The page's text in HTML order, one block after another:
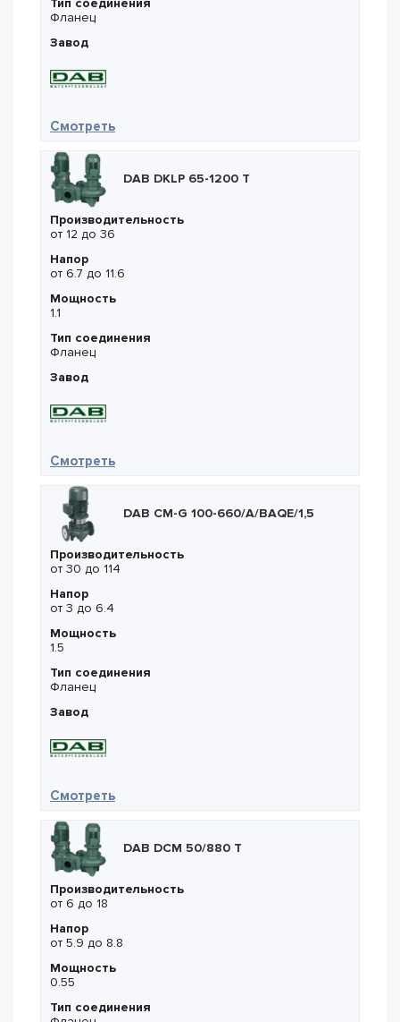
Тип соединения
Фланец
Завод
Смотреть— DAB NKM-G 200-330/310/55/4
DAB DKLP 65-1200 T
Производительность
от 12 до 36
Напор
от 6.7 до 11.6
Мощность
1.1
Тип соединения
Фланец
Завод
Смотреть— DAB DKLP 65-1200 T
DAB CM-G 100-660/A/BAQE/1,5
Производительность
от 30 до 114
Напор
от 3 до 6.4
Мощность
1.5
Тип соединения
Фланец
Завод
Смотреть— DAB CM-G 100-660/A/BAQE/1,5
DAB DCM 50/880 T
Производительность
от 6 до 18
Напор
от 5.9 до 8.8
Мощность
0.55
Тип соединения